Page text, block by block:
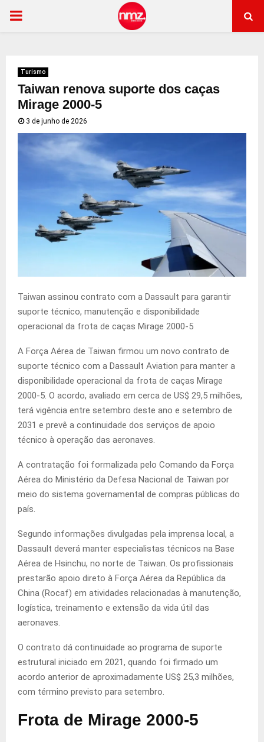
PRIMARY
Turismo
Taiwan renova suporte dos caças
Mirage 2000-5
3 de junho de 2026
Taiwan assinou contrato com a Dassault para garantir
suporte técnico, manutenção e disponibilidade
operacional da frota de caças Mirage 2000-5
A Força Aérea de Taiwan firmou um novo contrato de
suporte técnico com a Dassault Aviation para manter a
disponibilidade operacional da frota de caças Mirage
2000-5. O acordo, avaliado em cerca de US$ 29,5 milhões,
terá vigência entre setembro deste ano e setembro de
2031 e prevê a continuidade dos serviços de apoio
técnico à operação das aeronaves.
A contratação foi formalizada pelo Comando da Força
Aérea do Ministério da Defesa Nacional de Taiwan por
meio do sistema governamental de compras públicas do
país.
Segundo informações divulgadas pela imprensa local, a
Dassault deverá manter especialistas técnicos na Base
Aérea de Hsinchu, no norte de Taiwan. Os profissionais
prestarão apoio direto à Força Aérea da República da
China (Rocaf) em atividades relacionadas à manutenção,
logística, treinamento e extensão da vida útil das
aeronaves.
O contrato dá continuidade ao programa de suporte
estrutural iniciado em 2021, quando foi firmado um
acordo anterior de aproximadamente US$ 25,3 milhões,
com término previsto para setembro.
Frota de Mirage 2000-5